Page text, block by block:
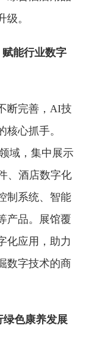
。
能行业数字
完善，AI技
心抓手。
域，集中展示
、酒店数字化
制系统、智能
产品。展馆覆
化应用，助力
数字技术的商
色康养发展